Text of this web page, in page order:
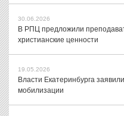
30.06.2026
В РПЦ предложили
христианские ценности
19.05.2026
Власти Екатеринбурга
мобилизации